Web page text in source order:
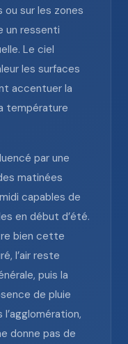
ou sur les zones
un ressenti
Le ciel
les surfaces
accentuer la
température
par une
matinées
capables de
en début d’été.
bien cette
l’air reste
puis la
de pluie
donne pas de